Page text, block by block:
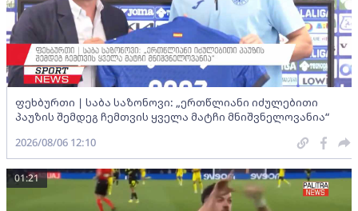
ფეხბურთი | საბა საზონოვი: „ერთწლიანი იძულებითი
პაუზის შემდეგ ჩემთვის ყველა მატჩი მნიშვნელოვანია“
2026/08/06 12:10
01:21